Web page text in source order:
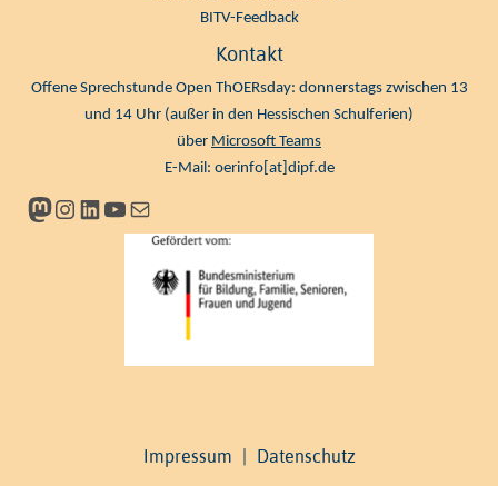
BITV-Feedback
Kontakt
Offene Sprechstunde Open ThOERsday: donnerstags zwischen 13
und 14 Uhr (außer in den Hessischen Schulferien)
über Microsoft Teams
E-Mail: oerinfo[at]dipf.de
Mastodon
Instagram
LinkedIn
YouTube
Newsletter
Impressum Datenschutz